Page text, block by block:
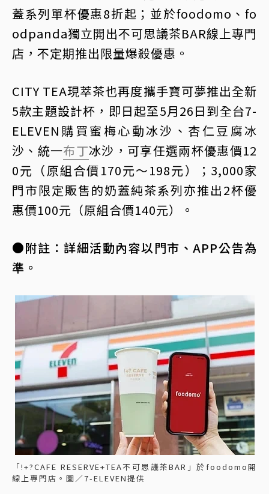
蓋系列單杯優惠8折起；並於foodomo、fo
odpanda獨立開出不可思議茶BAR線上專門
店，不定期推出限量爆殺優惠。
CITY TEA現萃茶也再度攜手寶可夢推出全新
5款主題設計杯，即日起至5月26日到全台7-
ELEVEN購買蜜梅心動冰沙、杏仁豆腐冰
沙、統一布丁冰沙，可享任選兩杯優惠價12
0元（原組合價170元～198元）；3,000家
門市限定販售的奶蓋純茶系列亦推出2杯優
惠價100元（原組合價140元）。
●附註：詳細活動內容以門市、APP公告為
準。
「!+?CAFE RESERVE+TEA不可思議茶BAR」於foodomo開
線上專門店。圖／7-ELEVEN提供